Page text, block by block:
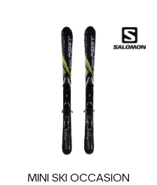
MINI SKI OCCASION